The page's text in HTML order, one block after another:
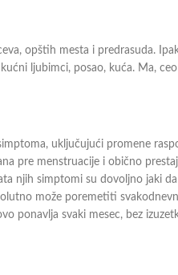
opštih mesta i predrasuda.
ljubimci, posao, kuća. Ma,
uključujući promene
pre menstruacije i obično
njih simptomi su dovoljno jaki
može poremetiti
ponavlja svaki mesec, bez